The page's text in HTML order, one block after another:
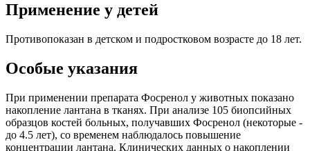
Применение у детей
Противопоказан в детском и подростковом возрасте до 18 лет.
Особые указания
При применении препарата Фосренол у животных показано
накопление лантана в тканях. При анализе 105 биопсийных
образцов костей больных, получавших Фосренол (некоторые -
до 4.5 лет), со временем наблюдалось повышение
концентрации лантана. Клинических данных о накоплении